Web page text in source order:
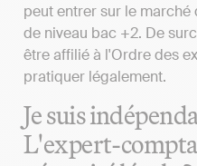
peut entrer sur le
de niveau bac +2. De
être affilié à l'Ordre des
pratiquer légalement.
Je suis
L'expert-